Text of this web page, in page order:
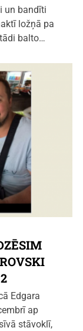
un bandīti
ložņā pa
balto…
Edgara
ap
stāvoklī,